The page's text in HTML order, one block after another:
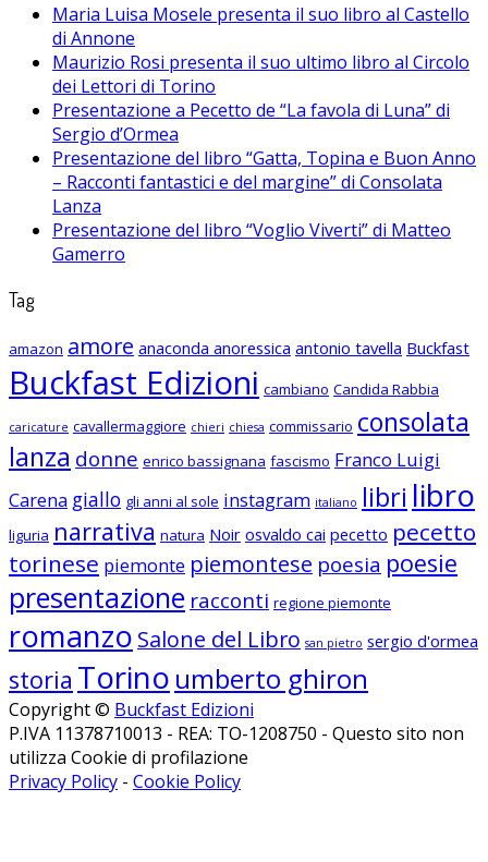
Maria Luisa Mosele presenta il suo libro al Castello
di Annone
Maurizio Rosi presenta il suo ultimo libro al Circolo
dei Lettori di Torino
Presentazione a Pecetto de “La favola di Luna” di
Sergio d’Ormea
Presentazione del libro “Gatta, Topina e Buon Anno
– Racconti fantastici e del margine” di Consolata
Lanza
Presentazione del libro “Voglio Viverti” di Matteo
Gamerro
Tag
amazon amore anaconda anoressica antonio tavella Buckfast
Buckfast Edizioni cambiano Candida Rabbia
caricature cavallermaggiore chieri chiesa commissario consolata
lanza donne enrico bassignana fascismo Franco Luigi
Carena giallo gli anni al sole instagram italiano libri libro
liguria narrativa natura Noir osvaldo cai pecetto pecetto
torinese piemonte piemontese poesia poesie
presentazione racconti regione piemonte
romanzo Salone del Libro san pietro sergio d'ormea
storia Torino umberto ghiron
Copyright © Buckfast Edizioni
P.IVA 11378710013 - REA: TO-1208750 - Questo sito non
utilizza Cookie di profilazione
Privacy Policy - Cookie Policy